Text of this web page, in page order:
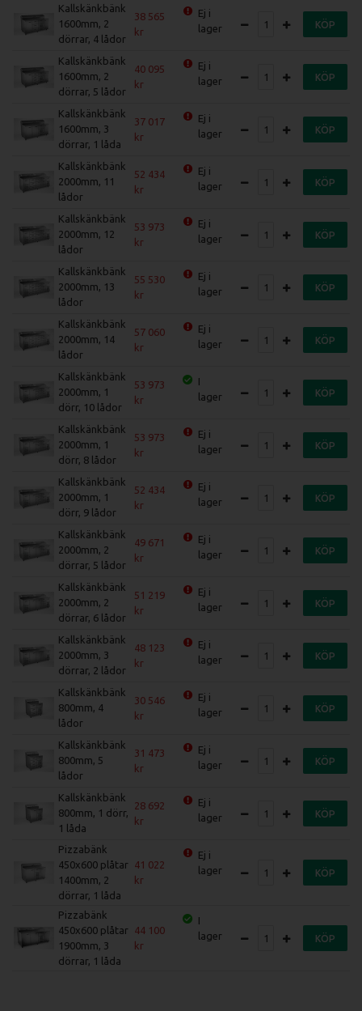
Kallskänkbänk
1600mm, 2
dörrar, 4 lådor
38 565
Ej i
lager
KÖP
Kallskänkbänk
1600mm, 2
dörrar, 5 lådor
40 095
Ej i
lager
KÖP
Kallskänkbänk
1600mm, 3
dörrar, 1 låda
37 017
Ej i
lager
KÖP
Kallskänkbänk
2000mm, 11
lådor
52 434
Ej i
lager
KÖP
Kallskänkbänk
2000mm, 12
lådor
53 973
Ej i
lager
KÖP
Kallskänkbänk
2000mm, 13
lådor
55 530
Ej i
lager
KÖP
Kallskänkbänk
2000mm, 14
lådor
57 060
Ej i
lager
KÖP
Kallskänkbänk
2000mm, 1
dörr, 10 lådor
53 973
I
lager
KÖP
Kallskänkbänk
2000mm, 1
dörr, 8 lådor
53 973
Ej i
lager
KÖP
Kallskänkbänk
2000mm, 1
dörr, 9 lådor
52 434
Ej i
lager
KÖP
Kallskänkbänk
2000mm, 2
dörrar, 5 lådor
49 671
Ej i
lager
KÖP
Kallskänkbänk
2000mm, 2
dörrar, 6 lådor
51 219
Ej i
lager
KÖP
Kallskänkbänk
2000mm, 3
dörrar, 2 lådor
48 123
Ej i
lager
KÖP
Kallskänkbänk
800mm, 4
lådor
30 546
Ej i
lager
KÖP
Kallskänkbänk
800mm, 5
lådor
31 473
Ej i
lager
KÖP
Kallskänkbänk
800mm, 1 dörr,
1 låda
28 692
Ej i
lager
KÖP
Pizzabänk
450x600 plåtar
1400mm, 2
dörrar, 1 låda
41 022
Ej i
lager
KÖP
Pizzabänk
450x600 plåtar
1900mm, 3
dörrar, 1 låda
44 100
I
lager
KÖP